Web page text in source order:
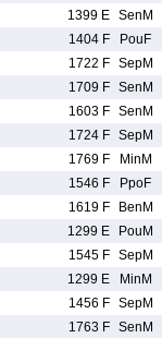
1399 E SenM
1404 F PouF
1722 F SepM
1709 F SenM
1603 F SenM
1724 F SepM
1769 F MinM
1546 F PpoF
1619 F BenM
1299 E PouM
1545 F SepM
1299 E MinM
1456 F SepM
1763 F SenM